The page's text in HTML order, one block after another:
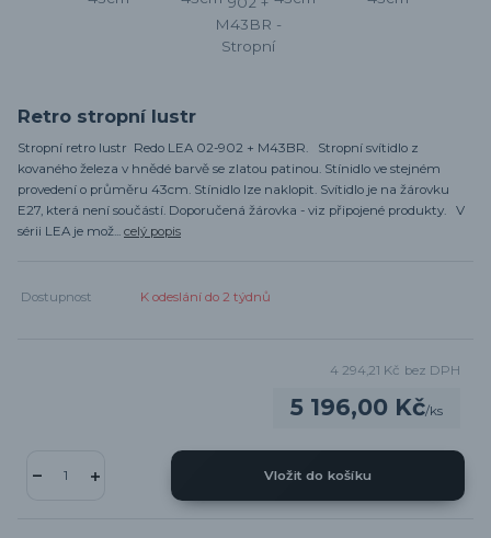
Retro stropní lustr
Stropní retro lustr Redo LEA 02-902 + M43BR. Stropní svítidlo z
kovaného železa v hnědé barvě se zlatou patinou. Stínidlo ve stejném
provedení o průměru 43cm. Stínidlo lze naklopit. Svítidlo je na žárovku
E27, která není součástí. Doporučená žárovka - viz připojené produkty. V
sérii LEA je mož... celý popis
Dostupnost K odeslání do 2 týdnů
5 196,00 Kč/ks
4 294,21 Kč bez DPH
Vložit do košíku